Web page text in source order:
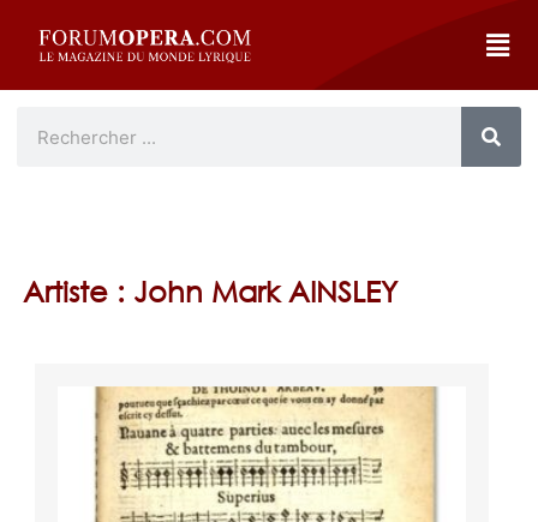
Artiste : John Mark AINSLEY